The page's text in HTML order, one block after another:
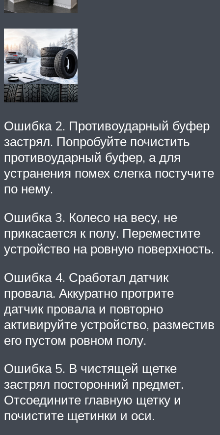
Ошибка 2. Противоударный буфер
застрял. Попробуйте почистить
противоударный буфер, а для
устранения помех слегка постучите
по нему.
Ошибка 3. Колесо на весу, не
прикасается к полу. Переместите
устройство на ровную поверхность.
Ошибка 4. Сработал датчик
провала. Аккуратно протрите
датчик провала и повторно
активируйте устройство, разместив
его пустом ровном полу.
Ошибка 5. В чистящей щетке
застрял посторонний предмет.
Отсоедините главную щетку и
почистите щетинки и оси.